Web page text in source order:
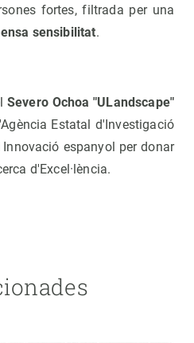
fortes, filtrada per una
sensibilitat.
Severo Ochoa "ULandscape"
Estatal d'Investigació
espanyol per donar
d'Excel·lència.